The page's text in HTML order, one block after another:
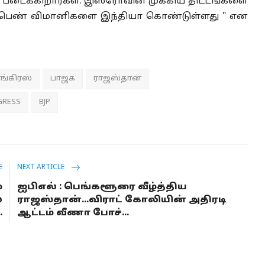
விமானிகளை இந்தியா கொண்டுள்ளது " என
பாஜக ராஜஸ்தான்
BJP
NEXT ARTICLE
ஐபிஎல் : பெங்களூரை வீழ்த்திய
ராஜஸ்தான்...விராட் கோலியின் அதிரடி
ஆட்டம் வீணா போச்...